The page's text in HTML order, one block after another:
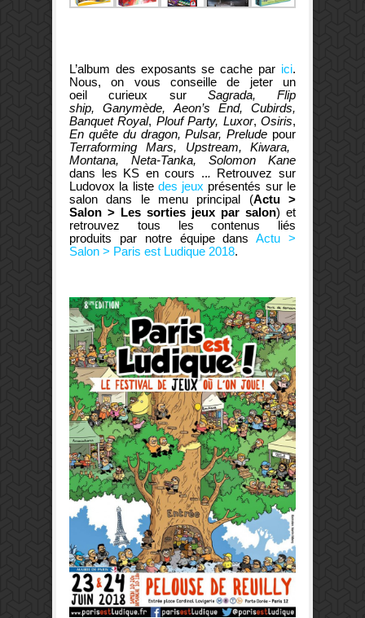
L’album des exposants se cache par ici.
Nous, on vous conseille de jeter un
oeil curieux sur Sagrada, Flip
ship,Ganymède, Aeon’s End, Cubirds,
Banquet Royal, Plouf Party, Luxor,Osiris,
En quête du dragon, Pulsar, Prelude pour
Terraforming Mars, Upstream, Kiwara,
Montana, Neta-Tanka, Solomon Kane
dans les KS en cours ... Retrouvez sur
Ludovox la liste des jeux présentés sur le
salon dans le menu principal (Actu >
Salon > Les sorties jeux par salon) et
retrouvez tous les contenus liés
produits par notre équipe dansActu >
Salon > Paris est Ludique 2018.